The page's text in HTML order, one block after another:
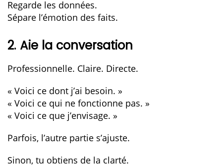
Regarde les données.
Sépare l’émotion des faits.
2. Aie la conversation
Professionnelle. Claire. Directe.
« Voici ce dont j’ai besoin. »
« Voici ce qui ne fonctionne pas. »
« Voici ce que j’envisage. »
Parfois, l’autre partie s’ajuste.
Sinon, tu obtiens de la clarté.